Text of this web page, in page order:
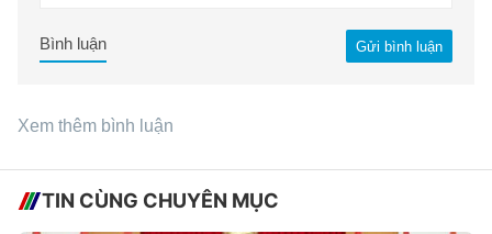
Gửi bình luận
Bình luận
Xem thêm bình luận
TIN CÙNG CHUYÊN MỤC